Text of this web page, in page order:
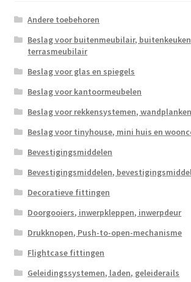
Andere toebehoren
Beslag voor buitenmeubilair,
terrasmeubilair
Beslag voor glas en spiegels
Beslag voor kantoormeubelen
Beslag voor rekkensystemen,
Beslag voor tinyhouse, mini huis en
Bevestigingsmiddelen
Bevestigingsmiddelen,
Decoratieve fittingen
Doorgooiers, inwerpkleppen, inwerpdeur
Drukknopen, Push-to-open-mechanisme
Flightcase fittingen
Geleidingssystemen, laden, geleiderails